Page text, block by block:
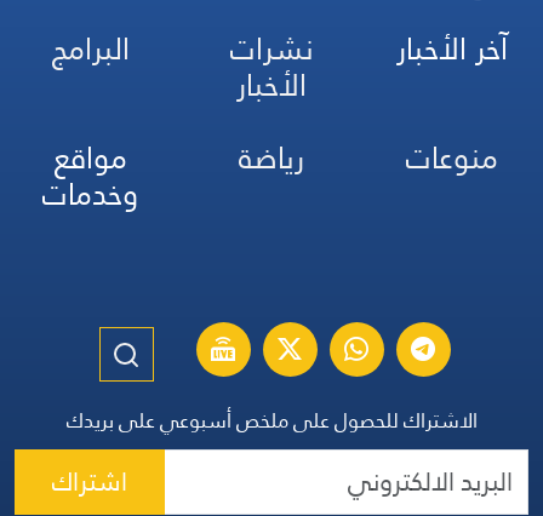
آخر الأخبار نشرات
الأخبار
البرامج
منوعات
رياضة مواقع
وخدمات
الاشتراك للحصول على ملخص أسبوعي على بريدك
اشتراك